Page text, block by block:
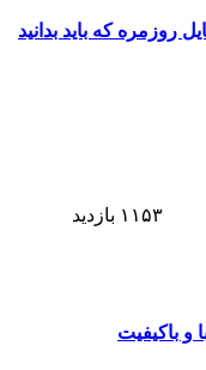
۱۱۵۳ بازدید